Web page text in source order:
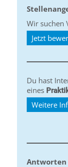
Wir suchen
Jetzt
Du hast
eines
Weitere
Antworten